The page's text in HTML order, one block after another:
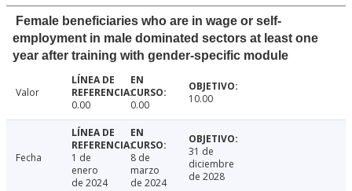
Female beneficiaries who are in wage or self-
employment in male dominated sectors at least one
year after training with gender-specific module
Valor
0.00
0.00 10.00
Fecha
1 de
enero
de 2024
8 de
marzo
de 2024
31 de
diciembre
de 2028